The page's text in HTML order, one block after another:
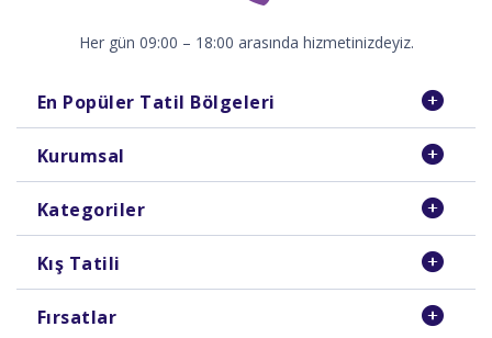
Her gün 09:00 – 18:00 arasında hizmetinizdeyiz.
En Popüler Tatil Bölgeleri
Kurumsal
Kategoriler
Kış Tatili
Fırsatlar